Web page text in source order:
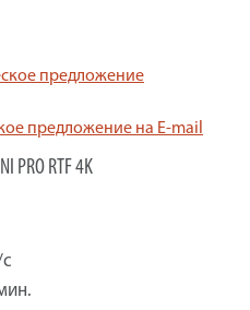
предложение
предложение на E-mail
PRO RTF 4K